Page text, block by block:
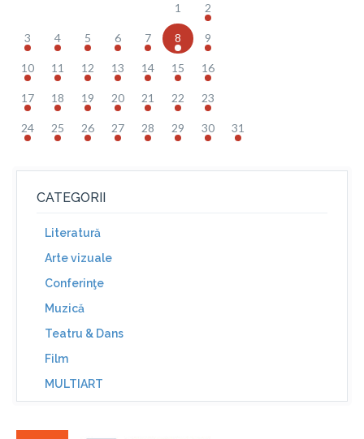
1 2
3 4 5 6 7 8 9
10 11 12 13 14 15 16
17 18 19 20 21 22 23
24 25 26 27 28 29 30 31
CATEGORII
Literatură
Arte vizuale
Conferinţe
Muzică
Teatru & Dans
Film
MULTIART